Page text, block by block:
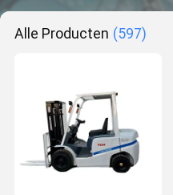
Alle Producten (597)